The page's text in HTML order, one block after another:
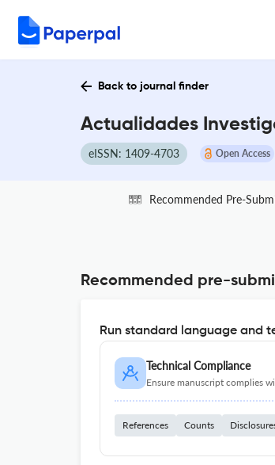
Back to journal finder
Actualidades
eISSN: 1409-4703 Open Access
Recommended Pre-
Recommended pre-
Run standard language and
Technical Compliance
Ensure manuscript complies
References Counts